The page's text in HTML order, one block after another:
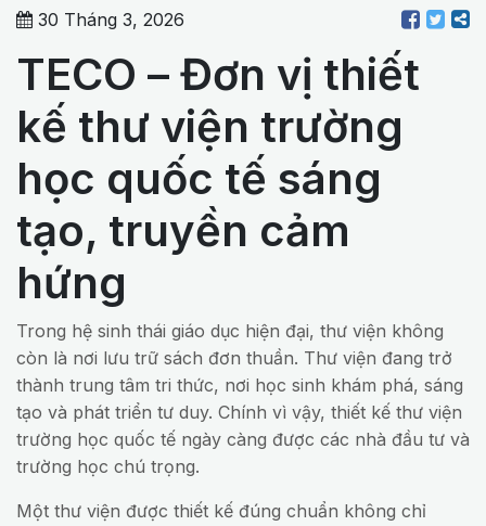
30 Tháng 3, 2026
TECO – Đơn vị thiết
kế thư viện trường
học quốc tế sáng
tạo, truyền cảm
hứng
Trong hệ sinh thái giáo dục hiện đại, thư viện không
còn là nơi lưu trữ sách đơn thuần. Thư viện đang trở
thành trung tâm tri thức, nơi học sinh khám phá, sáng
tạo và phát triển tư duy. Chính vì vậy, thiết kế thư viện
trường học quốc tế ngày càng được các nhà đầu tư và
trường học chú trọng.
Một thư viện được thiết kế đúng chuẩn không chỉ